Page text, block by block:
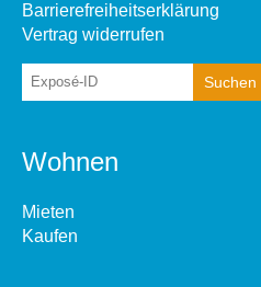
Barrierefreiheitserklärung
Vertrag widerrufen
Wohnen
Mieten
Kaufen